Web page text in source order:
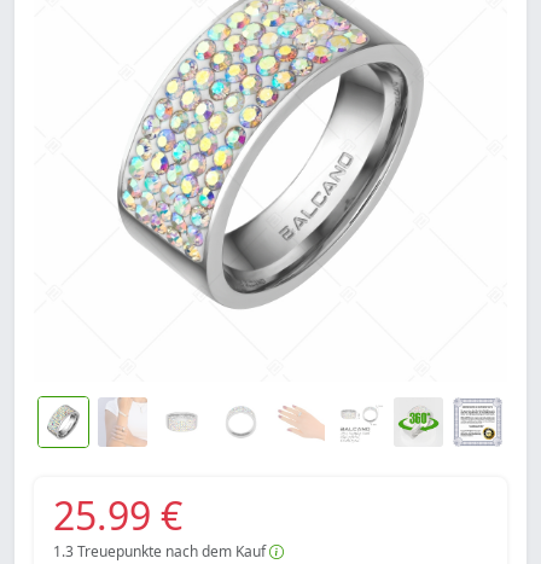
25.99 €
1.3Treuepunkte nach dem Kauf